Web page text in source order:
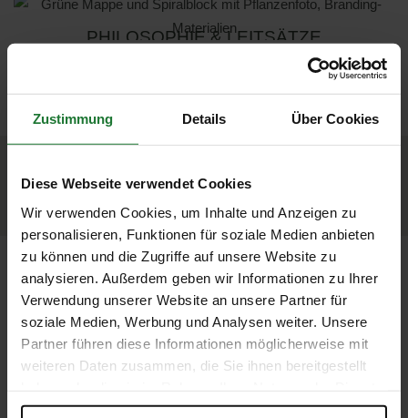
Zustimmung Details Über Cookies
Diese Webseite verwendet Cookies
Wir verwenden Cookies, um Inhalte und Anzeigen zu
personalisieren, Funktionen für soziale Medien anbieten
zu können und die Zugriffe auf unsere Website zu
analysieren. Außerdem geben wir Informationen zu Ihrer
Verwendung unserer Website an unsere Partner für
soziale Medien, Werbung und Analysen weiter. Unsere
Partner führen diese Informationen möglicherweise mit
weiteren Daten zusammen, die Sie ihnen bereitgestellt
gesammelt haben. Sie geben Einwilligung zu unseren
MEHR INFO
AKTUELLES RUND UM DAS
MEHR INFO
PHILOSOPHIE & LEITSÄTZE
WAS UNS SEHR AM HERZEN
MEHR INFO